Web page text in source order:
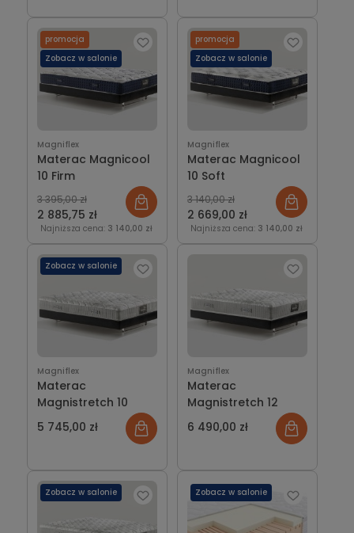
Magniflex
Materac Magnicool
10 Firm
2 885,75 zł
3 395,00 zł
Najniższa cena: 3 140,00 zł
promocja
Zobacz w salonie
Magniflex
Materac Magnicool
10 Soft
2 669,00 zł
3 140,00 zł
Najniższa cena: 3 140,00 zł
promocja
Zobacz w salonie
Magniflex
Materac
Magnistretch 10
5 745,00 zł
Zobacz w salonie
Magniflex
Materac
Magnistretch 12
6 490,00 zł
Zobacz w salonie Zobacz w salonie